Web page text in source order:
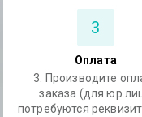
3
Оплата
3. Производите
заказа (для
потребуются